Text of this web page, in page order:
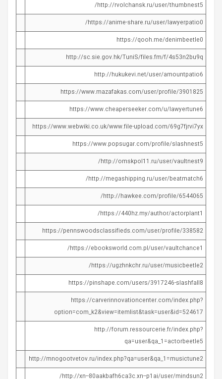
http://rvolchansk.ru/user/thumbnest5/
https://anime-share.ru/user/lawyerpatio0/
https://qooh.me/denimbeetle0
http://sc.sie.gov.hk/TuniS/files.fm/f/4s53n2bu9q
http://hukukevi.net/user/amountpatio6
https://www.mazafakas.com/user/profile/3901825
https://www.cheaperseeker.com/u/lawyertune6
https://www.webwiki.co.uk/www.file-upload.com/69g7fjrvi7yx
https://www.popsugar.com/profile/slashnest5
http://omskpol11.ru/user/vaultnest9/
http://megashipping.ru/user/beatmatch6/
http://hawkee.com/profile/6544065/
https://440hz.my/author/actorplant1/
https://pennswoodsclassifieds.com/user/profile/338582
https://ebooksworld.com.pl/user/vaultchance1/
https://ugzhnkchr.ru/user/musicbeetle2/
https://pinshape.com/users/3917246-slashfall8
https://carverinnovationcenter.com/index.php?
option=com_k2&view=itemlist&task=user&id=524617
http://forum.ressourcerie.fr/index.php?
qa=user&qa_1=actorbeetle5
http://mnogootvetov.ru/index.php?qa=user&qa_1=musictune2
http://xn--80aakbafh6ca3c.xn--p1ai/user/mindsun2/